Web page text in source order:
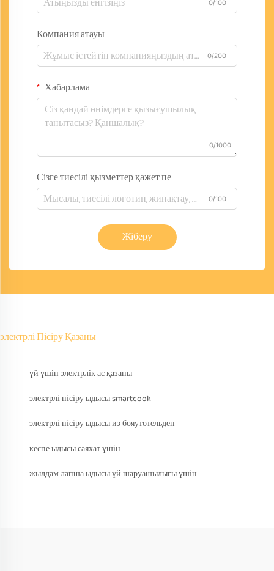
0/100
Компания атауы
0/200
Хабарлама
0/1000
Сізге тиесілі қызметтер қажет пе
0/100
Жіберу
электрлі Пісіру Қазаны
үй үшін электрлік ас қазаны
электрлі пісіру ыдысы smartcook
электрлі пісіру ыдысы из бояутотельден
кеспе ыдысы саяхат үшін
жылдам лапша ыдысы үй шаруашылығы үшін